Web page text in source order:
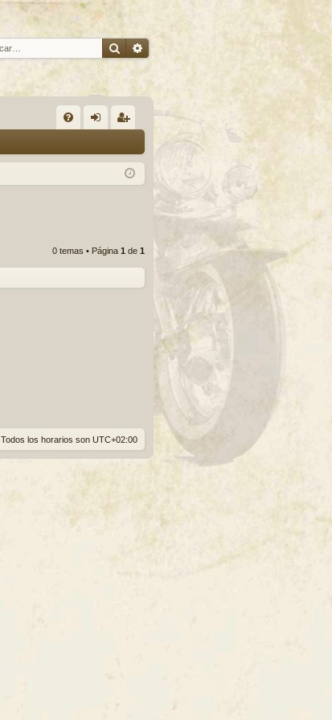
BuscarBúsqueda avanzada
Q nti ist
0 temas • Página 1 de 1
Todos los horarios son UTC+02:00